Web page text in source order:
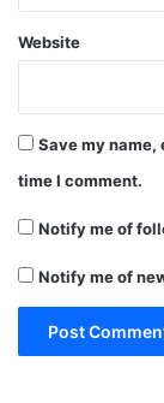
Website
Save my name,
time I comment.
Notify me of
Notify me of